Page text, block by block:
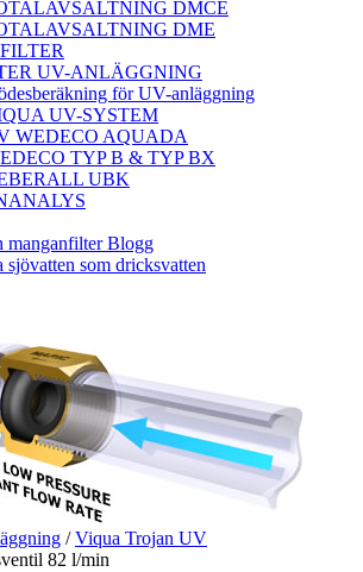
DMCE
DME
UV-ANLÄGGNING
för UV-anläggning
UV-SYSTEM
WEDECO AQUADA
TYP B & TYP BX
UBK
manganfilter Blogg
sjövatten som dricksvatten
/Viqua Trojan UV
82 l/min